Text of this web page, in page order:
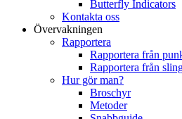
Butterfly Indicators
Kontakta oss
Övervakningen
Rapportera
Rapportera från
Rapportera från
Hur gör man?
Broschyr
Metoder